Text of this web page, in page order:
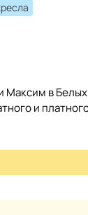
Максим в
и